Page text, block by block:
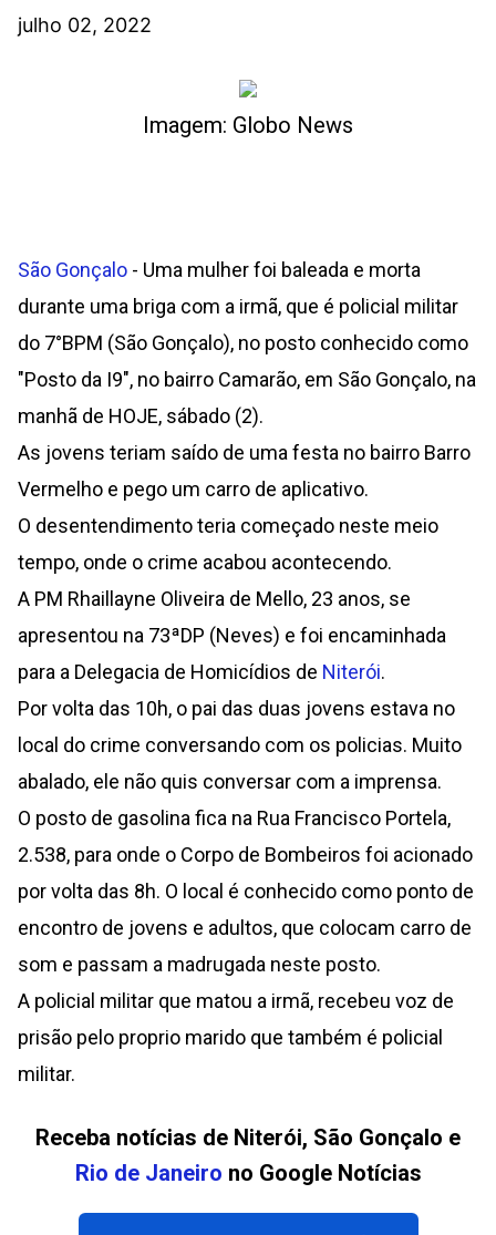
julho 02, 2022
Imagem: Globo News
São Gonçalo - Uma mulher foi baleada e morta
durante uma briga com a irmã, que é policial militar
do 7°BPM (São Gonçalo), no posto conhecido como
"Posto da I9", no bairro Camarão, em São Gonçalo, na
manhã de HOJE, sábado (2).
As jovens teriam saído de uma festa no bairro Barro
Vermelho e pego um carro de aplicativo.
O desentendimento teria começado neste meio
tempo, onde o crime acabou acontecendo.
A PM Rhaillayne Oliveira de Mello, 23 anos, se
apresentou na 73ªDP (Neves) e foi encaminhada
para a Delegacia de Homicídios de Niterói.
Por volta das 10h, o pai das duas jovens estava no
local do crime conversando com os policias. Muito
abalado, ele não quis conversar com a imprensa.
O posto de gasolina fica na Rua Francisco Portela,
2.538, para onde o Corpo de Bombeiros foi acionado
por volta das 8h. O local é conhecido como ponto de
encontro de jovens e adultos, que colocam carro de
som e passam a madrugada neste posto.
A policial militar que matou a irmã, recebeu voz de
prisão pelo proprio marido que também é policial
militar.
Receba notícias de Niterói, São Gonçalo e
Rio de Janeiro no Google Notícias